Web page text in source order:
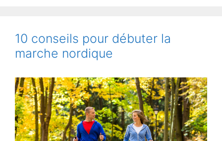
10 conseils pour débuter la
marche nordique